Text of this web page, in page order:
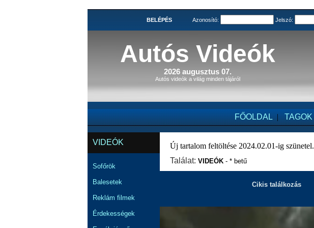
BELÉPÉS Azonosító: Jelszó:
Autós Videók
2026 augusztus 07.
Autós videók a világ minden tájáról
FŐOLDAL | TAGOK
VIDEÓK
Sofőrök
Balesetek
Reklám filmek
Érdekességek
Új tartalom feltöltése 2024.02.01-ig szünetel.
Találat: VIDEÓK - * betű
Cikis találkozás